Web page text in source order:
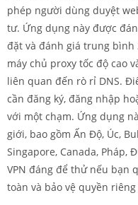
phép người dùng duyệt
tư. Ứng dụng này được
đặt và đánh giá trung bình
máy chủ proxy tốc độ cao
liên quan đến rò rỉ DNS.
cần đăng ký, đăng nhập
với một chạm. Ứng dụng
giới, bao gồm Ấn Độ, Úc,
Singapore, Canada, Pháp,
VPN đáng để thử nếu bạn
toàn và bảo vệ quyền